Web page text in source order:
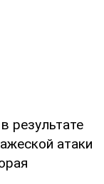
результате
атаки